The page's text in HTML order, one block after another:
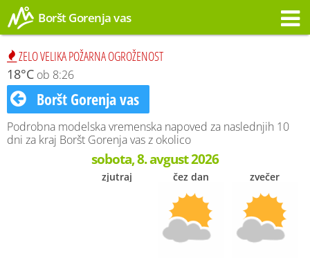
Boršt Gorenja vas
ZELO VELIKA POŽARNA OGROŽENOST
18°C ob 8:26
Boršt Gorenja vas
Podrobna modelska vremenska napoved za naslednjih 10
dni za kraj Boršt Gorenja vas z okolico
sobota, 8. avgust 2026
zjutraj čez dan zvečer